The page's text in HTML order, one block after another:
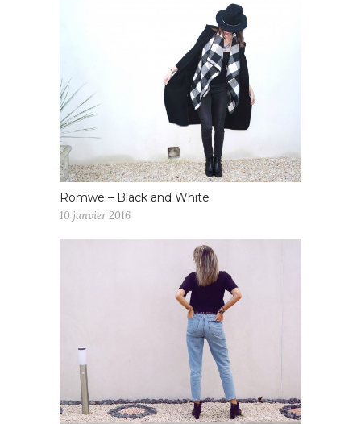
Romwe – Black and White
10 janvier 2016